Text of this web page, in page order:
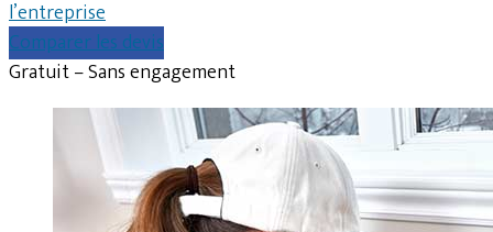
l’entreprise
Comparer les devis
Gratuit – Sans engagement